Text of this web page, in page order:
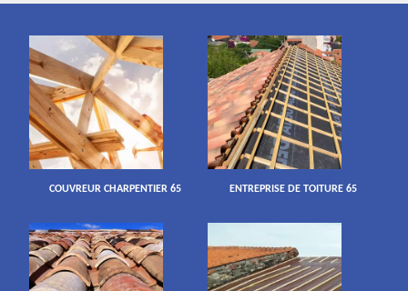
COUVREUR CHARPENTIER 65 ENTREPRISE DE TOITURE 65